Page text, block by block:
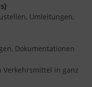
Umleitungen,
Dokumentationen
in ganz